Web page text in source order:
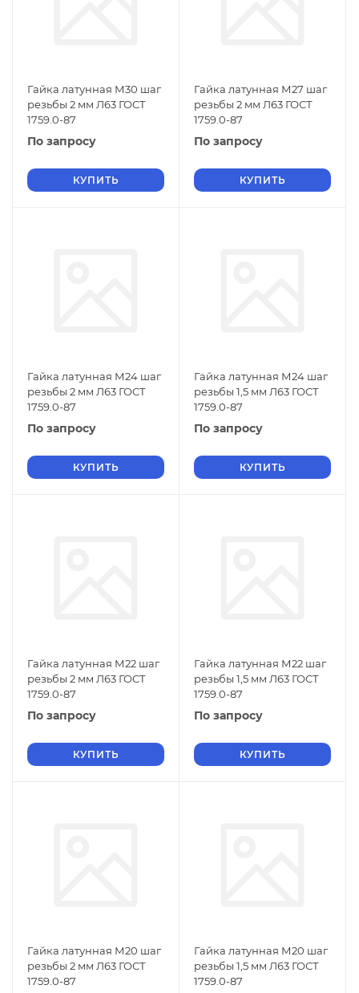
Гайка латунная М30 шаг
резьбы 2 мм Л63 ГОСТ
1759.0-87
По запросу
КУПИТЬ
Гайка латунная М27 шаг
резьбы 2 мм Л63 ГОСТ
1759.0-87
По запросу
КУПИТЬ
Гайка латунная М24 шаг
резьбы 2 мм Л63 ГОСТ
1759.0-87
По запросу
КУПИТЬ
Гайка латунная М24 шаг
резьбы 1,5 мм Л63 ГОСТ
1759.0-87
По запросу
КУПИТЬ
Гайка латунная М22 шаг
резьбы 2 мм Л63 ГОСТ
1759.0-87
По запросу
КУПИТЬ
Гайка латунная М22 шаг
резьбы 1,5 мм Л63 ГОСТ
1759.0-87
По запросу
КУПИТЬ
Гайка латунная М20 шаг
резьбы 2 мм Л63 ГОСТ
1759.0-87
Гайка латунная М20 шаг
резьбы 1,5 мм Л63 ГОСТ
1759.0-87